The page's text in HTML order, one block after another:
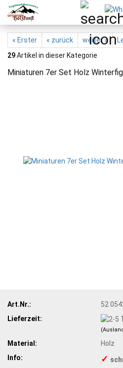
« Erster « zurück weiter »
29Artikel in dieser Kategorie
Miniaturen 7er Set Holz
Art.Nr.:
52
Lieferzeit:
Material:
Holz
Info:
✓